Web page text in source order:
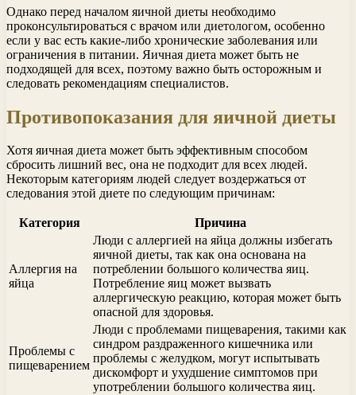
Однако перед началом яичной диеты необходимо
проконсультироваться с врачом или диетологом, особенно
если у вас есть какие-либо хронические заболевания или
ограничения в питании. Яичная диета может быть не
подходящей для всех, поэтому важно быть осторожным и
следовать рекомендациям специалистов.
Противопоказания для яичной диеты
Хотя яичная диета может быть эффективным способом
сбросить лишний вес, она не подходит для всех людей.
Некоторым категориям людей следует воздержаться от
следования этой диете по следующим причинам:
Категория Причина
Аллергия на
яйца
Люди с аллергией на яйца должны избегать
яичной диеты, так как она основана на
потреблении большого количества яиц.
Потребление яиц может вызвать
аллергическую реакцию, которая может быть
опасной для здоровья.
Проблемы с
пищеварением
Люди с проблемами пищеварения, такими как
синдром раздраженного кишечника или
проблемы с желудком, могут испытывать
дискомфорт и ухудшение симптомов при
употреблении большого количества яиц.